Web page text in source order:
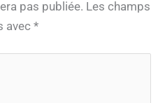
pas publiée. Les champs
avec *